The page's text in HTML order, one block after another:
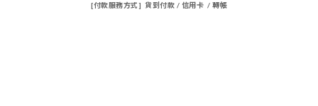
[付款服務方式] 貨到付款 / 信用卡 / 轉帳